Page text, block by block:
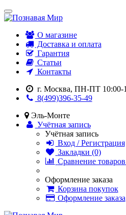
О магазине
Доставка и оплата
Гарантия
Статьи
Контакты
г. Москва, ПН-ПТ 10:00-
8(499)396-35-49
Эль-Монте
Учётная запись
Учётная запись
Вход / Регистрация
Закладки (0)
Сравнение
Оформление заказа
Корзина покупок
Оформление заказа